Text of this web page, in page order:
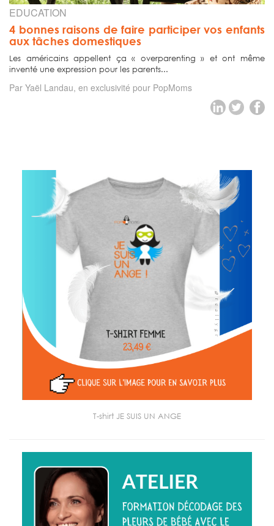
EDUCATION
4 bonnes raisons de faire participer vos enfants
aux tâches domestiques
Les américains appellent ça « overparenting » et ont même
inventé une expression pour les parents...
Par Yaël Landau, en exclusivité pour PopMoms
T-shirt JE SUIS UN ANGE